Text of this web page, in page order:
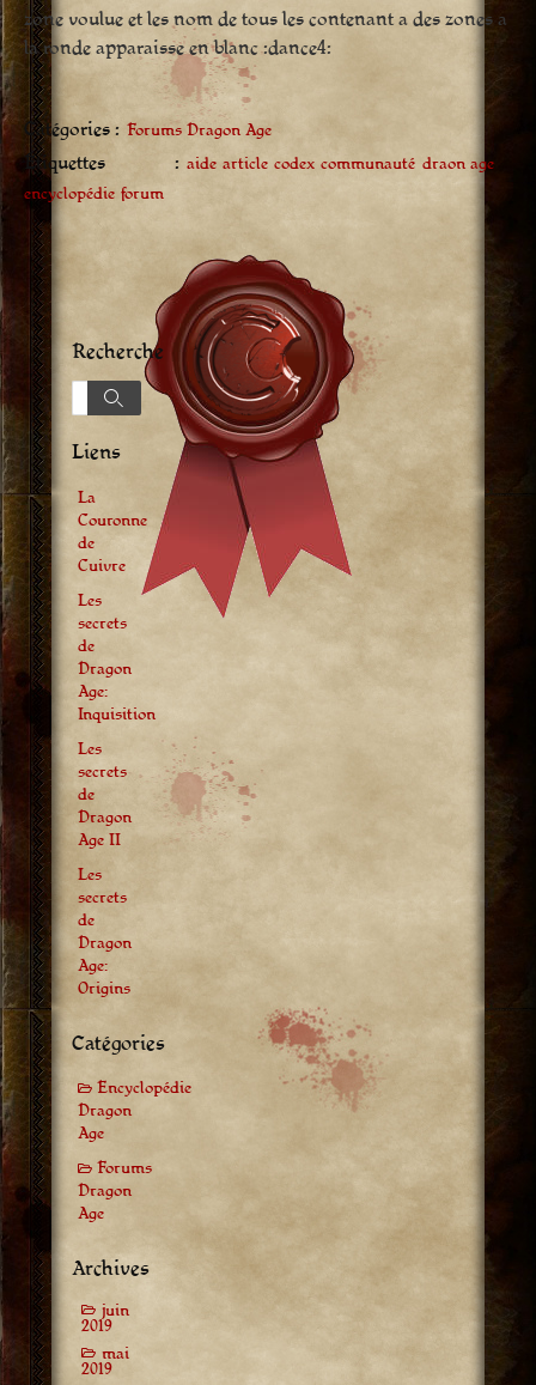
zone voulue et les nom de tous les contenant a des zones a
la ronde apparaisse en blanc :dance4:
Catégories : Forums Dragon Age
Étiquettes : aide article codex communauté draon age
encyclopédie forum
Recherche
Recherche
Recherche
Liens
La
Couronne
de
Cuivre
Les
secrets
de
Dragon
Age:
Inquisition
Les
secrets
de
Dragon
Age II
Les
secrets
de
Dragon
Age:
Origins
Catégories
Encyclopédie
Dragon
Age
Forums
Dragon
Age
Archives
juin
2019
mai
2019